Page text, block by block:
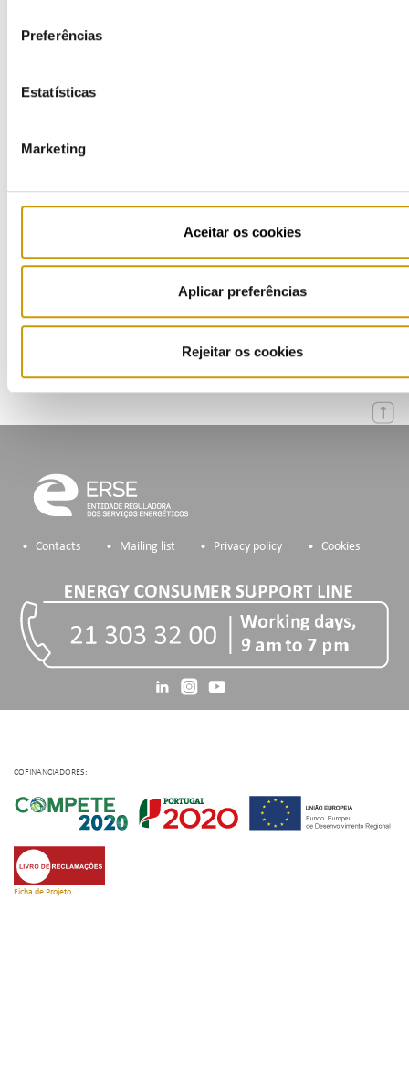
Preferências
Estatísticas
Marketing
Aceitar os cookies
Aplicar preferências
Rejeitar os cookies
Publications (PT)
Presentations (PT)
Mailing List
Contacts Mailing list Privacy policy Cookies
COFINANCIADORES:
Ficha de Projeto